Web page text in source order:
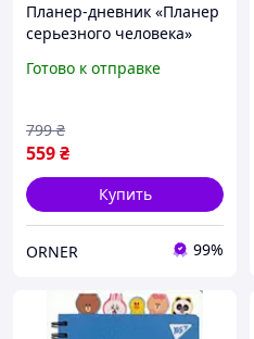
Планер-дневник «Планер
серьезного человека»
Готово к отправке
559₴
799 ₴
Купить
ORNER 99%